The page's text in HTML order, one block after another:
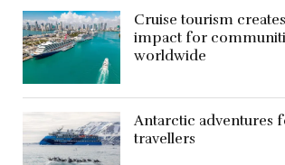
Cruise tourism
impact for
worldwide
Antarctic adventures
travellers